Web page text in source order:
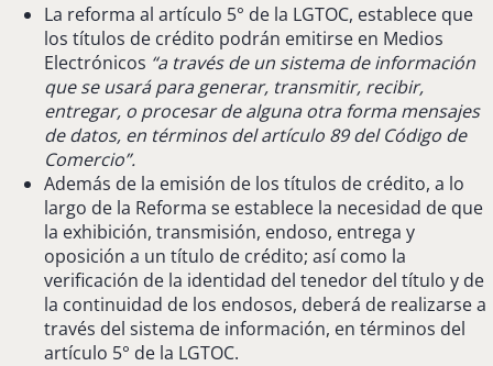
La reforma al artículo 5° de la LGTOC, establece que
los títulos de crédito podrán emitirse en Medios
Electrónicos “a través de un sistema de información
que se usará para generar, transmitir, recibir,
entregar, o procesar de alguna otra forma mensajes
de datos, en términos del artículo 89 del Código de
Comercio”.
Además de la emisión de los títulos de crédito, a lo
largo de la Reforma se establece la necesidad de que
la exhibición, transmisión, endoso, entrega y
oposición a un título de crédito; así como la
verificación de la identidad del tenedor del título y de
la continuidad de los endosos, deberá de realizarse a
través del sistema de información, en términos del
artículo 5° de la LGTOC.